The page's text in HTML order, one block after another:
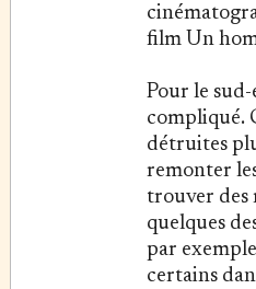
film Un
Pour le
compliqué.
détruites
remonter
trouver des
quelques
par
certains